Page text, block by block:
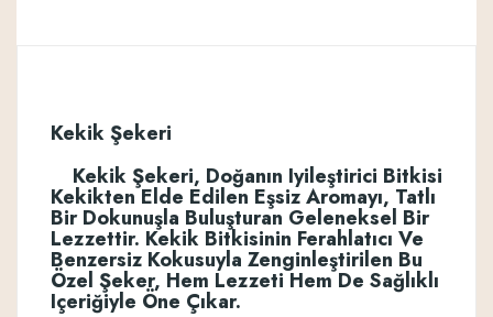
Kekik Şekeri
Kekik Şekeri, Doğanın Iyileştirici Bitkisi
Kekikten Elde Edilen Eşsiz Aromayı, Tatlı
Bir Dokunuşla Buluşturan Geleneksel Bir
Lezzettir. Kekik Bitkisinin Ferahlatıcı Ve
Benzersiz Kokusuyla Zenginleştirilen Bu
Özel Şeker, Hem Lezzeti Hem De Sağlıklı
Içeriğiyle Öne Çıkar.